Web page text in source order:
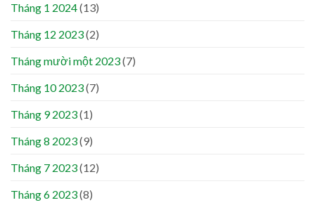
Tháng 1 2024(13)
Tháng 12 2023(2)
Tháng mười một 2023(7)
Tháng 10 2023(7)
Tháng 9 2023(1)
Tháng 8 2023(9)
Tháng 7 2023(12)
Tháng 6 2023(8)